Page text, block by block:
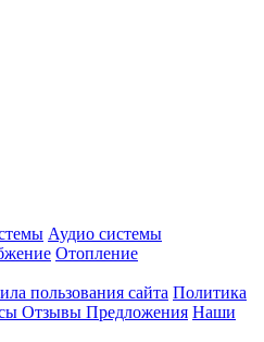
Аудио системы
Отопление
пользования сайта Политика
Отзывы Предложения Наши